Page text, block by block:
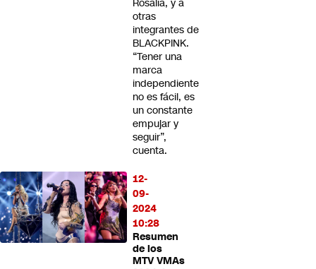
Rosalía, y a
otras
integrantes de
BLACKPINK.
“Tener una
marca
independiente
no es fácil, es
un constante
empujar y
seguir”,
cuenta.
12-
09-
2024
10:28
Resumen
de los
MTV VMAs